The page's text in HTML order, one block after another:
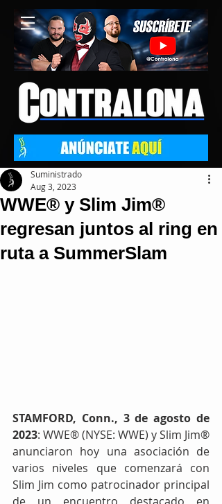
WWE® y Slim Jim®
regresan juntos al ring en
ruta a SummerSlam
Suministrado
Aug 3, 2023
STAMFORD, Conn., 3 de agosto de
2023: WWE® (NYSE: WWE) y Slim Jim®
anunciaron hoy una asociación de
varios niveles que comenzará con
Slim Jim como patrocinador principal